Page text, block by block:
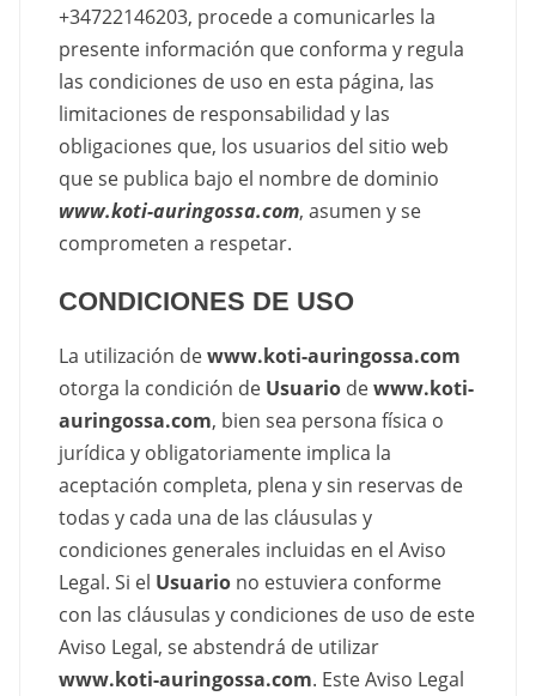
+34722146203, procede a comunicarles la
presente información que conforma y regula
las condiciones de uso en esta página, las
limitaciones de responsabilidad y las
obligaciones que, los usuarios del sitio web
que se publica bajo el nombre de dominio
www.koti-auringossa.com, asumen y se
comprometen a respetar.
CONDICIONES DE USO
La utilización dewww.koti-auringossa.com
otorga la condición de Usuario dewww.koti-
auringossa.com, bien sea persona física o
jurídica y obligatoriamente implica la
aceptación completa, plena y sin reservas de
todas y cada una de las cláusulas y
condiciones generales incluidas en el Aviso
Legal. Si el Usuario no estuviera conforme
con las cláusulas y condiciones de uso de este
Aviso Legal, se abstendrá de utilizar
www.koti-auringossa.com. Este Aviso Legal